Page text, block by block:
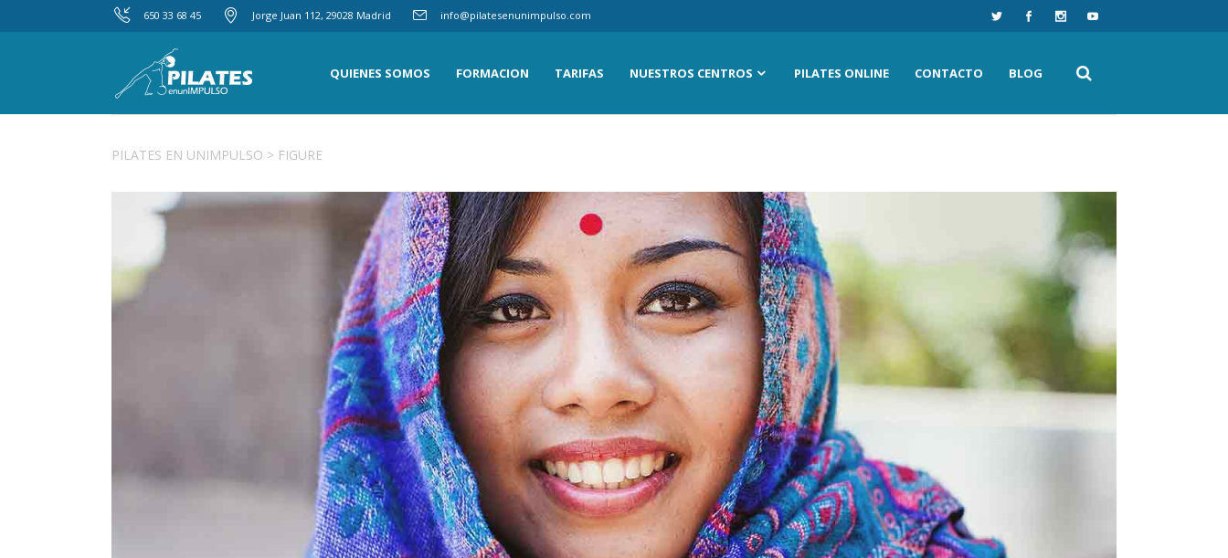
650 33 68 45 Jorge Juan 112, 29028 Madrid info@pilatesenunimpulso.com
QUIENES SOMOS FORMACION TARIFAS NUESTROS CENTROS PILATES ONLINE CONTACTO BLOG
PILATES EN UNIMPULSO > FIGURE